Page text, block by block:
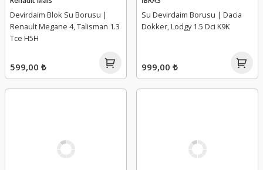
Devirdaim Blok Su Borusu |
Renault Megane 4, Talisman 1.3
Tce H5H
599,00 ₺
Su Devirdaim Borusu | Dacia
Dokker, Lodgy 1.5 Dci K9K
999,00 ₺